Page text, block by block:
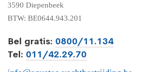
3590 Diepenbeek
BTW: BE0644.943.201
Bel gratis: 0800/11.134
Tel: 011/42.29.70